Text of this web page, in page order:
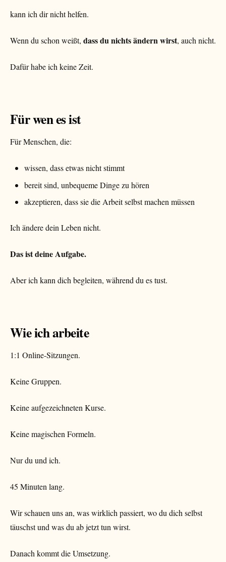
kann ich dir nicht helfen.
Wenn du schon weißt, dass du nichts ändern wirst, auch nicht.
Dafür habe ich keine Zeit.
Für wen es ist
Für Menschen, die:
wissen, dass etwas nicht stimmt
bereit sind, unbequeme Dinge zu hören
akzeptieren, dass sie die Arbeit selbst machen müssen
Ich ändere dein Leben nicht.
Das ist deine Aufgabe.
Aber ich kann dich begleiten, während du es tust.
Wie ich arbeite
1:1 Online-Sitzungen.
Keine Gruppen.
Keine aufgezeichneten Kurse.
Keine magischen Formeln.
Nur du und ich.
45 Minuten lang.
Wir schauen uns an, was wirklich passiert, wo du dich selbst
täuschst und was du ab jetzt tun wirst.
Danach kommt die Umsetzung.